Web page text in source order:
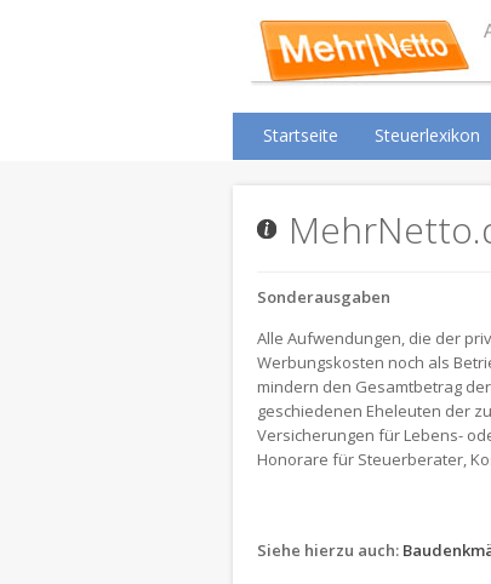
Startseite Steuerlexikon
Sonderausgaben
Alle Aufwendungen, die der
Werbungskosten noch als
mindern den Gesamtbetrag
geschiedenen Eheleuten der
Versicherungen für Lebens-
Honorare für Steuerberater,
Siehe hierzu auch: